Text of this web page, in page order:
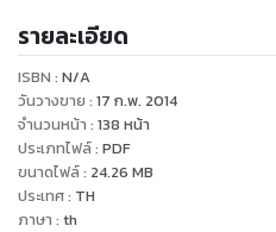
Lifestyle
www.facebook.com/
รายละเอียด
ISBN : N/A
วันวางขาย : 17 ก.พ. 2014
จำนวนหน้า : 138 หน้า
ประเภทไฟล์: PDF
ขนาดไฟล์: 24.26 MB
ประเทศ: TH
ภาษา : th